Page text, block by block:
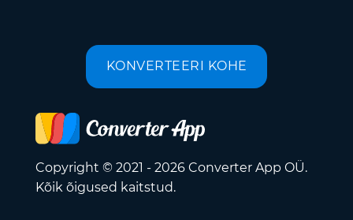
KONVERTEERI KOHE
Copyright © 2021 - 2026 Converter App OÜ.
Kõik õigused kaitstud.